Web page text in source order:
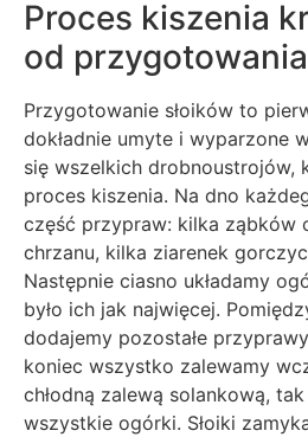
Proces kiszenia
od
Przygotowanie słoików to
dokładnie umyte i wyparzone
się wszelkich drobnoustrojów,
proces kiszenia. Na dno
część przypraw: kilka ząbków
chrzanu, kilka ziarenek
Następnie ciasno układamy
było ich jak najwięcej.
dodajemy pozostałe
koniec wszystko zalewamy
chłodną zalewą solankową,
wszystkie ogórki. Słoiki